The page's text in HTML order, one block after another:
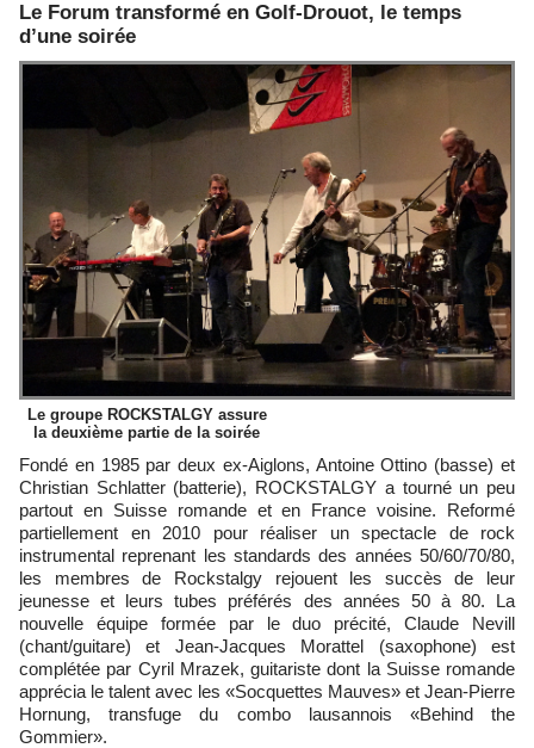
Le Forum transformé en Golf-Drouot, le temps
d’une soirée
Le groupe ROCKSTALGY assure
la deuxième partie de la soirée
Fondé en 1985 par deux ex-Aiglons, Antoine Ottino (basse) et
Christian Schlatter (batterie), ROCKSTALGY a tourné un peu
partout en Suisse romande et en France voisine. Reformé
partiellement en 2010 pour réaliser un spectacle de rock
instrumental reprenant les standards des années 50/60/70/80,
les membres de Rockstalgy rejouent les succès de leur
jeunesse et leurs tubes préférés des années 50 à 80. La
nouvelle équipe formée par le duo précité, Claude Nevill
(chant/guitare) et Jean-Jacques Morattel (saxophone) est
complétée par Cyril Mrazek, guitariste dont la Suisse romande
apprécia le talent avec les «Socquettes Mauves» et Jean-Pierre
Hornung, transfuge du combo lausannois «Behind the
Gommier».